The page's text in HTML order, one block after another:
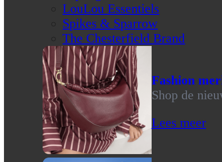
LouLou Essentiels
Spikes & Sparrow
The Chesterfield Brand
Fashion
Shop de
Lees meer